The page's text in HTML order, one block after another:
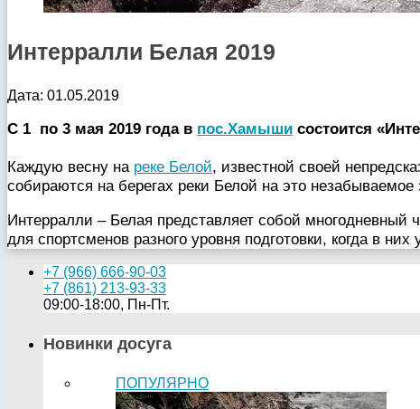
Интерралли Белая 2019
Дата: 01.05.2019
С 1 по 3 мая 2019 года в пос.Хамыши состоится
Каждую весну на реке Белой, известной своей
собираются на берегах реки Белой на это
Интерралли – Белая представляет собой многодневный
для спортсменов разного уровня подготовки, когда в
+7 (966) 666-90-03
+7 (861) 213-93-33
09:00-18:00, Пн-Пт.
Новинки досуга
ПОПУЛЯРНО